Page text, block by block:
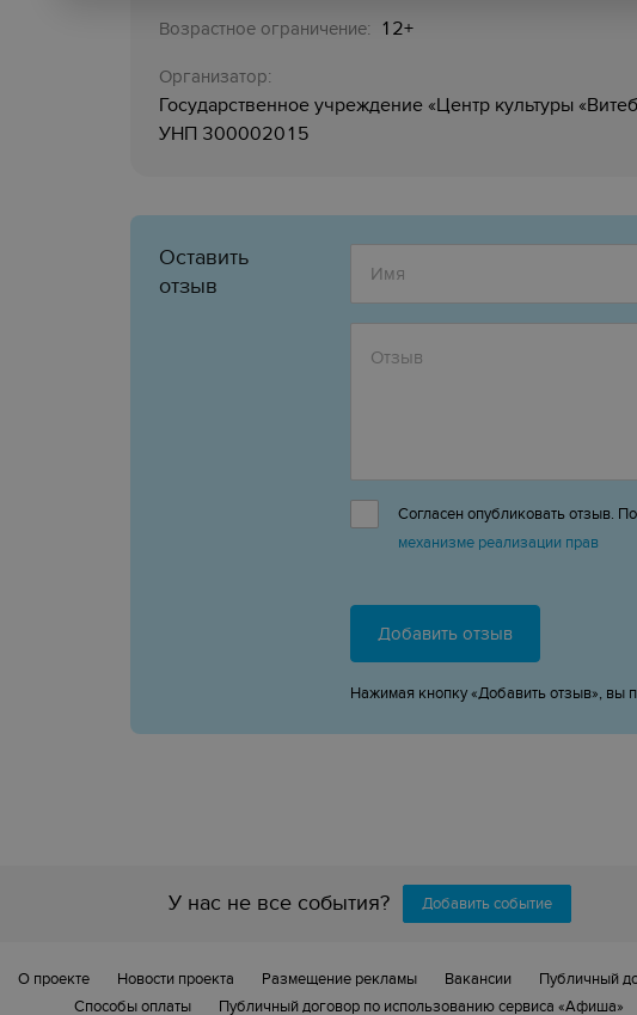
Возрастное ограничение: 12+
Организатор:
Государственное учреждение «Центр культуры
УНП 300002015
Оставить
отзыв
Согласен опубликовать отзыв.
механизме реализации прав
Добавить отзыв
Нажимая кнопку «Добавить отзыв», вы
У нас не все события? Добавить событие
О проекте Новости проекта Размещение рекламы Вакансии
Публичный
Способы оплаты
Публичный договор по использованию сервиса «Афиша»